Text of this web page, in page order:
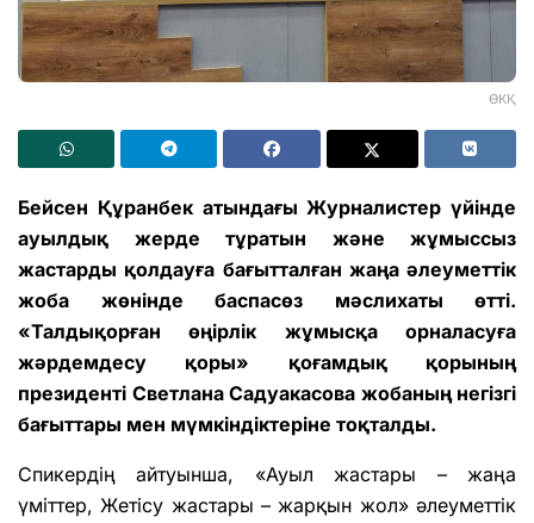
ӨКҚ
Бейсен Құранбек атындағы Журналистер үйінде
ауылдық жерде тұратын және жұмыссыз
жастарды қолдауға бағытталған жаңа әлеуметтік
жоба жөнінде баспасөз мәслихаты өтті.
«Талдықорған өңірлік жұмысқа орналасуға
жәрдемдесу қоры» қоғамдық қорының
президенті Светлана Садуакасова жобаның негізгі
бағыттары мен мүмкіндіктеріне тоқталды.
Спикердің айтуынша, «Ауыл жастары – жаңа
үміттер, Жетісу жастары – жарқын жол» әлеуметтік